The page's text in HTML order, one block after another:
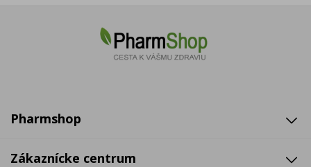
Pharmshop
Zákaznícke centrum